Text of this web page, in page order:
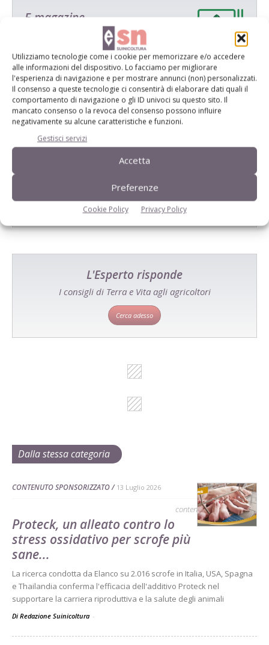
Utilizziamo tecnologie come i cookie per memorizzare e/o accedere
alle informazioni del dispositivo. Lo facciamo per migliorare
l'esperienza di navigazione e per mostrare annunci (non) personalizzati.
Il consenso a queste tecnologie ci consentirà di elaborare dati quali il
comportamento di navigazione o gli ID univoci su questo sito. Il
mancato consenso o la revoca del consenso possono influire
negativamente su alcune caratteristiche e funzioni.
Gestisci servizi
Accetta
Preferenze
Cookie Policy Privacy Policy
E-magazine
Tecniche, prodotti e servizi dalle aziende
Catalogo Aziende e Prodotti
Un modo semplice per cercare un'azienda o un
prodotto!
Cerca adesso
L'Esperto risponde
I consigli di Terra e Vita agli agricoltori
Cerca adesso
Dalla stessa categoria
CONTENUTO SPONSORIZZATO 13 Luglio 2026
contenuto sponsorizzato
Proteck, un alleato contro lo
stress ossidativo per scrofe più
sane...
La ricerca condotta da Elanco su 2.016 scrofe in Italia, USA, Spagna
e Thailandia conferma l'efficacia dell'additivo Proteck nel
supportare la carriera riproduttiva e la salute degli animali
Di Redazione Suinicoltura -